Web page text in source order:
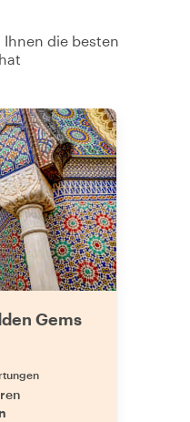
die besten
Gems